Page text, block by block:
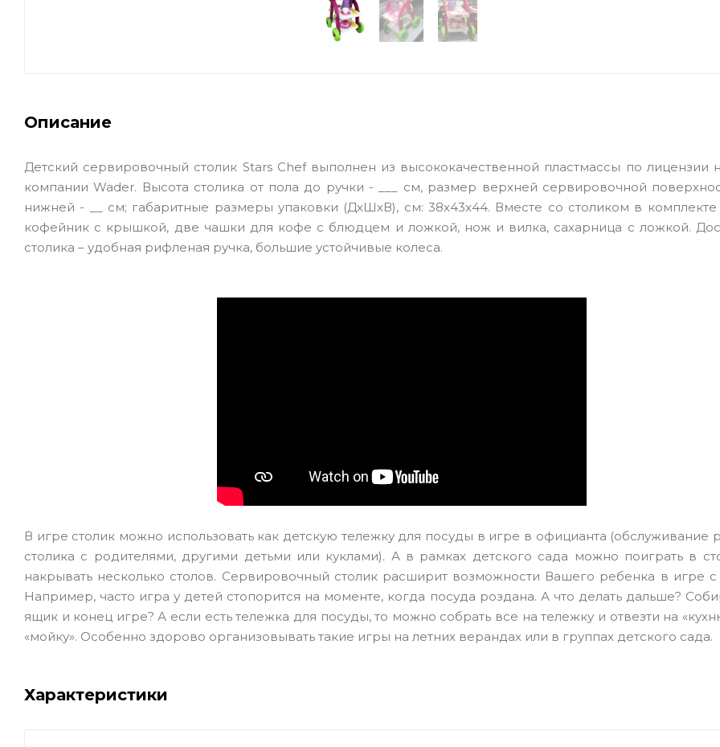
Описание
Детский сервировочный столик Stars Chef выполнен из высококачественной пластмассы по лицензии
компании Wader. Высота столика от пола до ручки - ___ см, размер верхней сервировочной
нижней - __ см; габаритные размеры упаковки (ДхШхВ), см: 38x43x44. Вместе со столиком в
кофейник с крышкой, две чашки для кофе с блюдцем и ложкой, нож и вилка, сахарница с ложкой.
столика – удобная рифленая ручка, большие устойчивые колеса.
В игре столик можно использовать как детскую тележку для посуды в игре в официанта (обслуживание
столика с родителями, другими детьми или куклами). А в рамках детского сада можно поиграть в
накрывать несколько столов. Сервировочный столик расширит возможности Вашего ребенка в игре с
Например, часто игра у детей стопорится на моменте, когда посуда роздана. А что делать дальше?
ящик и конец игре? А если есть тележка для посуды, то можно собрать все на тележку и отвезти на
«мойку». Особенно здорово организовывать такие игры на летних верандах или в группах детского сада.
Характеристики